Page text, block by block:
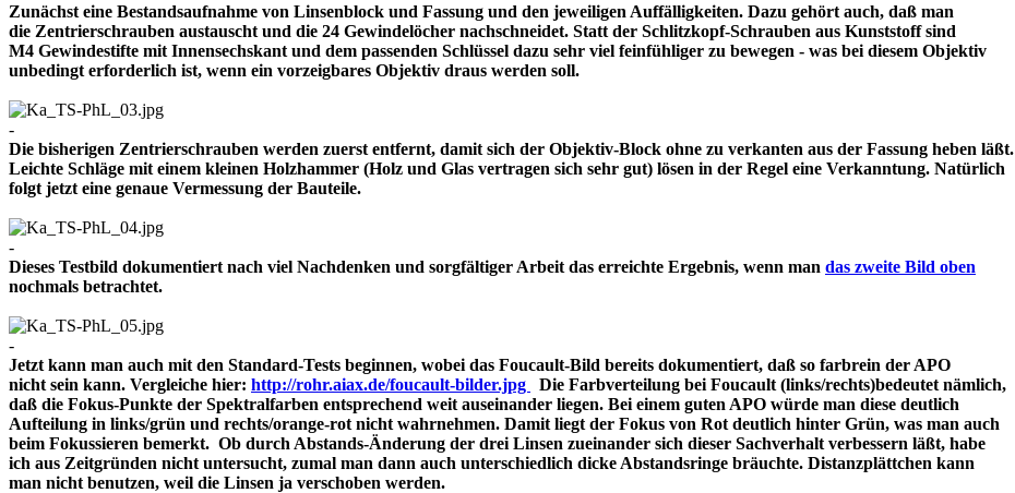
Zunächst eine Bestandsaufnahme von Linsenblock und Fassung und den jeweiligen Auffälligkeiten. Dazu gehört auch, daß man
die Zentrierschrauben austauscht und die 24 Gewindelöcher nachschneidet. Statt der Schlitzkopf-Schrauben aus Kunststoff sind
M4 Gewindestifte mit Innensechskant und dem passenden Schlüssel dazu sehr viel feinfühliger zu bewegen - was bei diesem Objektiv
unbedingt erforderlich ist, wenn ein vorzeigbares Objektiv draus werden soll.
-
Die bisherigen Zentrierschrauben werden zuerst entfernt, damit sich der Objektiv-Block ohne zu verkanten aus der Fassung heben läßt.
Leichte Schläge mit einem kleinen Holzhammer (Holz und Glas vertragen sich sehr gut) lösen in der Regel eine Verkanntung. Natürlich
folgt jetzt eine genaue Vermessung der Bauteile.
-
Dieses Testbild dokumentiert nach viel Nachdenken und sorgfältiger Arbeit das erreichte Ergebnis, wenn man das zweite Bild oben
nochmals betrachtet.
-
Jetzt kann man auch mit den Standard-Tests beginnen, wobei das Foucault-Bild bereits dokumentiert, daß so farbrein der APO
nicht sein kann. Vergleiche hier: http://rohr.aiax.de/foucault-bilder.jpg
Die Farbverteilung bei Foucault (links/rechts)bedeutet nämlich,
daß die Fokus-Punkte der Spektralfarben entsprechend weit auseinander liegen. Bei einem guten APO würde man diese deutlich
Aufteilung in links/grün und rechts/orange-rot nicht wahrnehmen. Damit liegt der Fokus von Rot deutlich hinter Grün, was man auch
beim Fokussieren bemerkt. Ob durch Abstands-Änderung der drei Linsen zueinander sich dieser Sachverhalt verbessern läßt, habe
ich aus Zeitgründen nicht untersucht, zumal man dann auch unterschiedlich dicke Abstandsringe bräuchte. Distanzplättchen kann
man nicht benutzen, weil die Linsen ja verschoben werden.